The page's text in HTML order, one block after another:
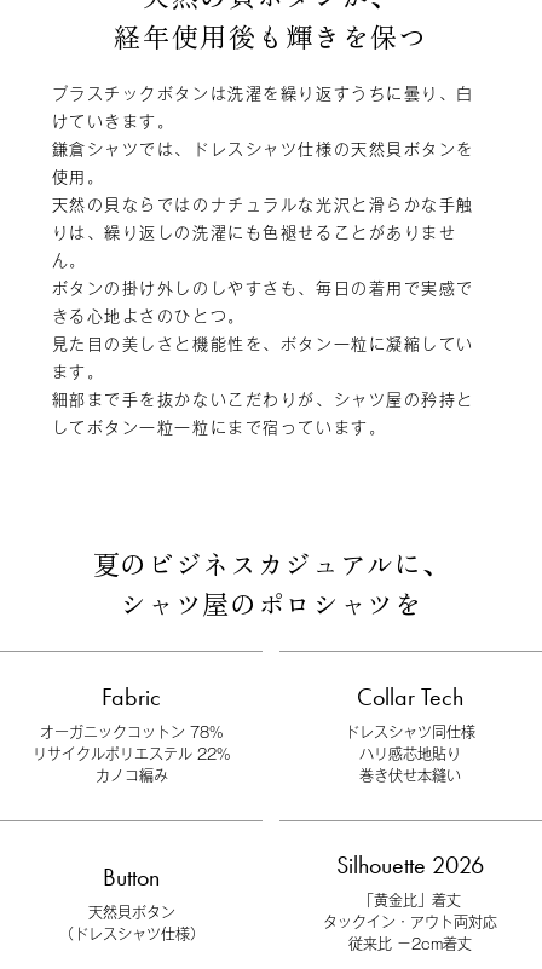
経年使用後も輝きを保つ
プラスチックボタンは洗濯を繰り返すうちに曇り、白
けていきます。
鎌倉シャツでは、ドレスシャツ仕様の天然貝ボタンを
使用。
天然の貝ならではのナチュラルな光沢と滑らかな手触
りは、繰り返しの洗濯にも色褪せることがありませ
ん。
ボタンの掛け外しのしやすさも、毎日の着用で実感で
きる心地よさのひとつ。
見た目の美しさと機能性を、ボタン一粒に凝縮してい
ます。
細部まで手を抜かないこだわりが、シャツ屋の矜持と
してボタン一粒一粒にまで宿っています。
夏のビジネスカジュアルに、
シャツ屋のポロシャツを
Fabric
オーガニックコットン 78%
リサイクルポリエステル 22%
カノコ編み
Collar Tech
ドレスシャツ同仕様
ハリ感芯地貼り
巻き伏せ本縫い
Button
天然貝ボタン
（ドレスシャツ仕様）
Silhouette 2026
「黄金比」着丈
タックイン・アウト両対応
従来比 −2cm着丈